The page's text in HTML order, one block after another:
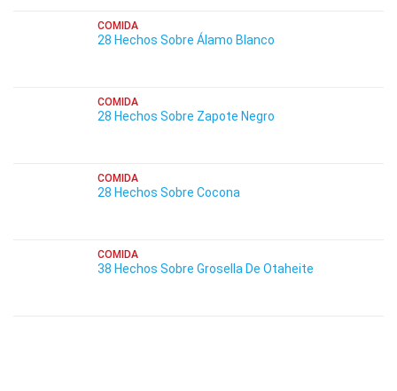
COMIDA
28 Hechos Sobre Álamo Blanco
COMIDA
28 Hechos Sobre Zapote Negro
COMIDA
28 Hechos Sobre Cocona
COMIDA
38 Hechos Sobre Grosella De Otaheite